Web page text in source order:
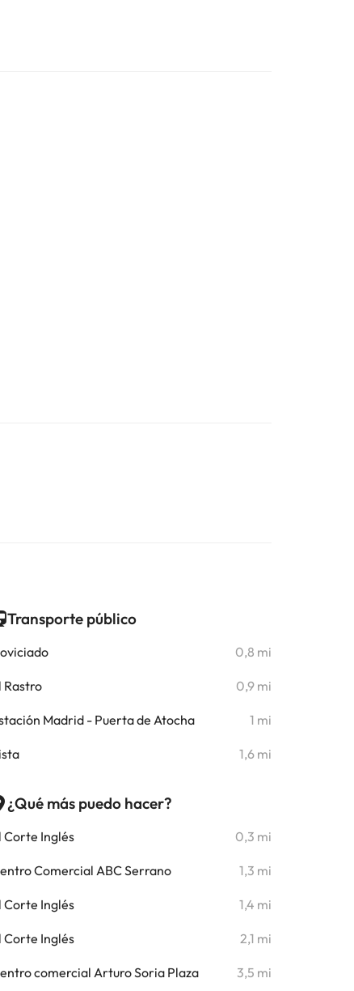
Transporte público
0,8 mi
Rastro 0,9 mi
Madrid - Puerta de Atocha 1 mi
1,6 mi
¿Qué más puedo hacer?
Corte Inglés 0,3 mi
Comercial ABC Serrano 1,3 mi
Corte Inglés 1,4 mi
Corte Inglés 2,1 mi
comercial Arturo Soria Plaza 3,5 mi